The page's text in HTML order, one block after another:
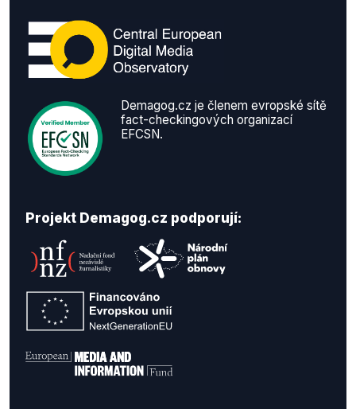
Demagog.cz je členem evropské sítě
fact-checkingových organizací
EFCSN.
Projekt Demagog.cz podporují: